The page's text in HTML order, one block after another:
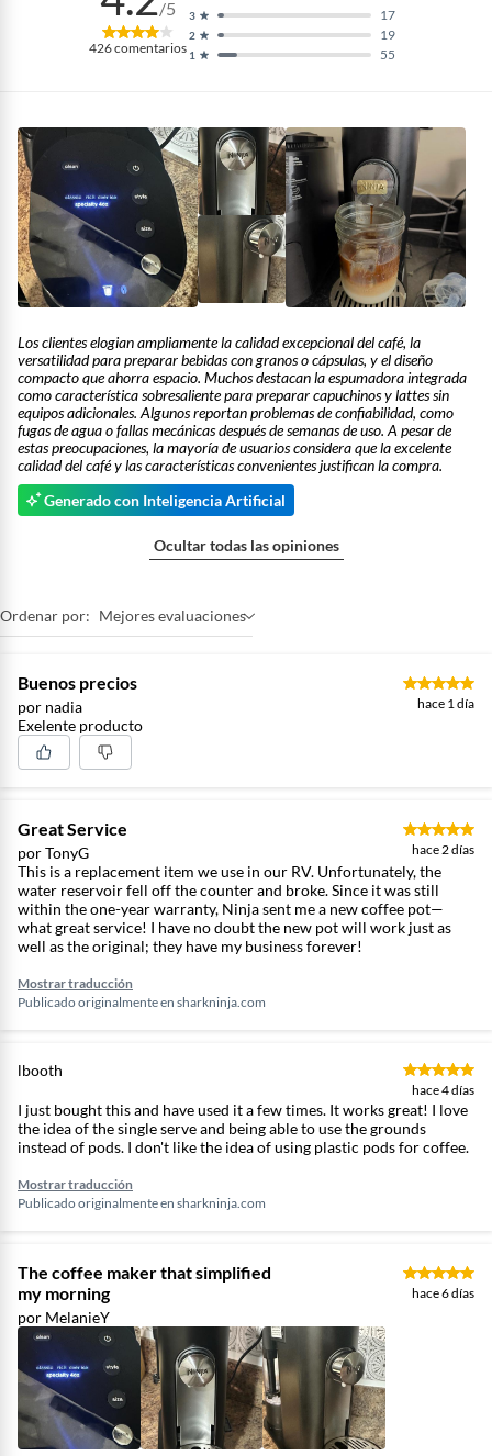
14 cm
proveedor
Capacidad 1.5 It
Peso del producto 2.85 kg
Material de
electrodomésticos
Plástico
Tipo Tetera Cafetera Cafeteras de Filtro
Cantidad de paquetes 1
El depósito solo debe llenarse
con agua. No se deben colocar
diferentes dentro del tanque. El
vinagre solo puede usarse para
cantidad recomendada de café
en el filtro para evitar
derrames. 3. Uso correcto del
café: No preparar café molido
sin colocar el filtro
permanente. No usar café
ya que puede causar
durante la preparación: No
abrir la cámara de preparación
mientras está funcionando, ya
que puede salir agua o vapor
está en funcionamiento. 5.
para uso doméstico e interior.
superficie plana, limpia y seca.
No colocarla cerca de hornos,
estufas o superficies calientes.
6. Seguridad eléctrica: No
sumergir el cable, enchufe o la
cafetera en agua u otros
/5
426comentarios 1 55
2 19
3 17
Los clientes elogian ampliamente la calidad excepcional del café, la
versatilidad para preparar bebidas con granos o cápsulas, y el diseño
compacto que ahorra espacio. Muchos destacan la espumadora integrada
como característica sobresaliente para preparar capuchinos y lattes sin
equipos adicionales. Algunos reportan problemas de confiabilidad, como
fugas de agua o fallas mecánicas después de semanas de uso. A pesar de
estas preocupaciones, la mayoría de usuarios considera que la excelente
calidad del café y las características convenientes justifican la compra.
Generado con Inteligencia Artificial
Ocultar todas las opiniones
Ordenar por: Mejores evaluaciones
Buenos precios
por nadia hace 1 día
Exelente producto
Great Service
por TonyG hace 2 días
This is a replacement item we use in our RV. Unfortunately, the
water reservoir fell off the counter and broke. Since it was still
within the one-year warranty, Ninja sent me a new coffee pot—
what great service! I have no doubt the new pot will work just as
well as the original; they have my business forever!
Mostrar traducción
Publicado originalmente en sharkninja.com
lbooth
hace 4 días
I just bought this and have used it a few times. It works great! I love
the idea of the single serve and being able to use the grounds
instead of pods. I don't like the idea of using plastic pods for coffee.
Mostrar traducción
Publicado originalmente en sharkninja.com
The coffee maker that simplified
my morning
por MelanieY
hace 6 días